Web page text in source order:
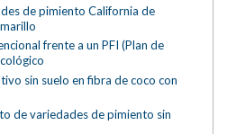
de pimiento California de
frente a un PFI (Plan de
sin suelo en fibra de coco con
de variedades de pimiento sin